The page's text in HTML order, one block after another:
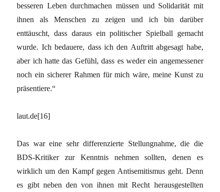
besseren Leben durchmachen müssen und Solidarität mit
ihnen als Menschen zu zeigen und ich bin darüber
enttäuscht, dass daraus ein politischer Spielball gemacht
wurde. Ich bedauere, dass ich den Auftritt abgesagt habe,
aber ich hatte das Gefühl, dass es weder ein angemessener
noch ein sicherer Rahmen für mich wäre, meine Kunst zu
präsentiere.“
laut.de[16]
Das war eine sehr differenzierte Stellungnahme, die die
BDS-Kritiker zur Kenntnis nehmen sollten, denen es
wirklich um den Kampf gegen Antisemitismus geht. Denn
es gibt neben den von ihnen mit Recht herausgestellten